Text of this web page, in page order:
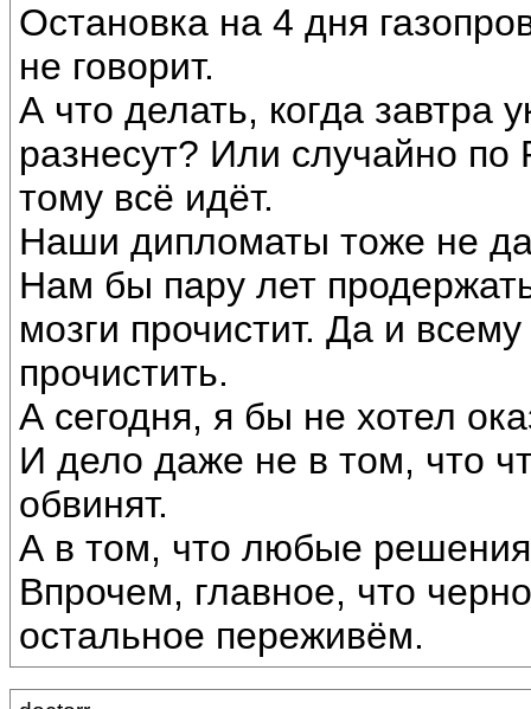
Остановка на 4 дня
не говорит.
А что делать, когда завтра
разнесут? Или случайно по
тому всё идёт.
Наши дипломаты тоже не
Нам бы пару лет
мозги прочистит. Да и
прочистить.
А сегодня, я бы не хотел
И дело даже не в том, что
обвинят.
А в том, что любые
Впрочем, главное, что
остальное переживём.